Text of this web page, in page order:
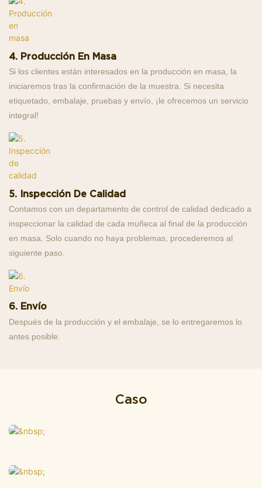
4. Producción En Masa
Si los clientes están interesados ​​en la producción en masa, la
iniciaremos tras la confirmación de la muestra. Si necesita
etiquetado, embalaje, pruebas y envío, ¡le ofrecemos un servicio
integral!
5. Inspección De Calidad
Contamos con un departamento de control de calidad dedicado a
inspeccionar la calidad de cada muñeca al final de la producción
en masa. Solo cuando no haya problemas, procederemos al
siguiente paso.
6. Envío
Después de la producción y el embalaje, se lo entregaremos lo
antes posible.
Caso